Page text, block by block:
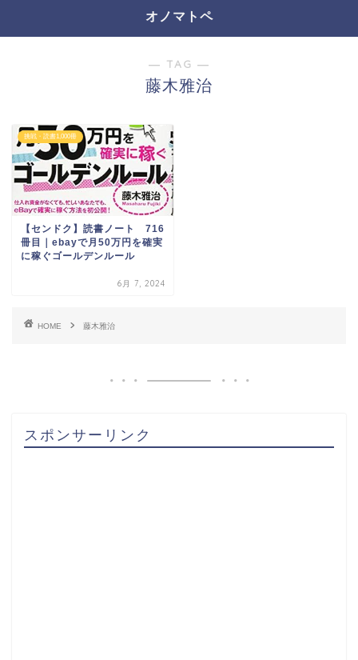
オノマトペ
― TAG ―
藤木雅治
挑戦・読書1,000冊
【センドク】読書ノート 716
冊目｜ebayで月50万円を確実
に稼ぐゴールデンルール
6月 7, 2024
HOME 藤木雅治
スポンサーリンク